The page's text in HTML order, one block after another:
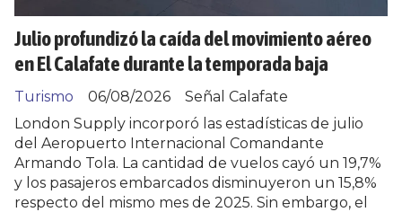
Julio profundizó la caída del movimiento aéreo
en El Calafate durante la temporada baja
Señal Calafate
Turismo
06/08/2026
London Supply incorporó las estadísticas de julio
del Aeropuerto Internacional Comandante
Armando Tola. La cantidad de vuelos cayó un 19,7%
y los pasajeros embarcados disminuyeron un 15,8%
respecto del mismo mes de 2025. Sin embargo, el